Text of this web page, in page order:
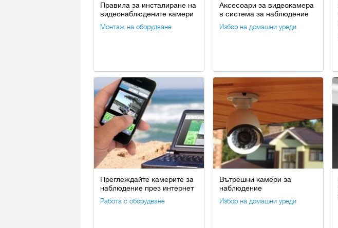
Правила за инсталиране на
видеонаблюдените камери
Монтаж на оборудване
Аксесоари за видеокамера
в система за наблюдение
Избор на домашни уреди
Преглеждайте камерите за
наблюдение през интернет
Работа с оборудване
Вътрешни камери за
наблюдение
Избор на домашни уреди